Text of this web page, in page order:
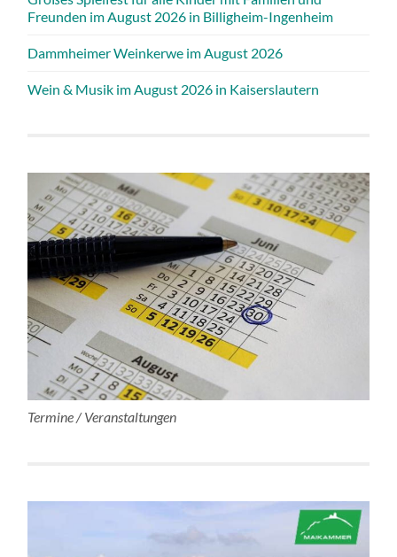
Freunden im August 2026 in Billigheim-Ingenheim
Dammheimer Weinkerwe im August 2026
Wein & Musik im August 2026 in Kaiserslautern
Termine / Veranstaltungen